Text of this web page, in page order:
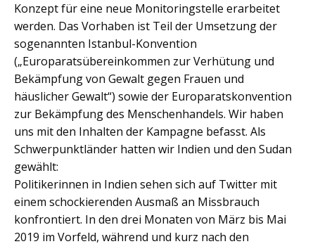
Konzept für eine neue Monitoringstelle erarbeitet
werden. Das Vorhaben ist Teil der Umsetzung der
sogenannten Istanbul-Konvention
(„Europaratsübereinkommen zur Verhütung und
Bekämpfung von Gewalt gegen Frauen und
häuslicher Gewalt“) sowie der Europaratskonvention
zur Bekämpfung des Menschenhandels. Wir haben
uns mit den Inhalten der Kampagne befasst. Als
Schwerpunktländer hatten wir Indien und den Sudan
gewählt:
Politikerinnen in Indien sehen sich auf Twitter mit
einem schockierenden Ausmaß an Missbrauch
konfrontiert. In den drei Monaten von März bis Mai
2019 im Vorfeld, während und kurz nach den